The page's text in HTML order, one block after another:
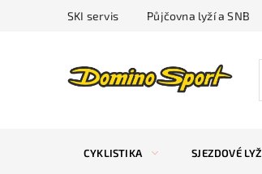
SKI servis Půjčovna lyží a SNB
CYKLISTIKA SJEZDOVÉ